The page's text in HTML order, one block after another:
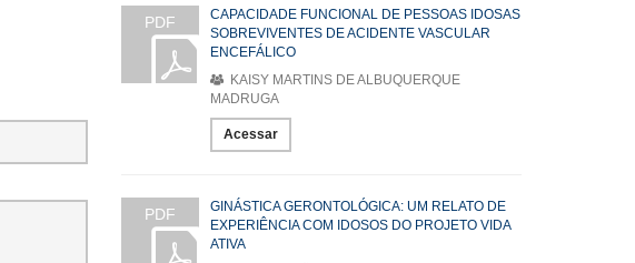
PDF
CAPACIDADE FUNCIONAL DE PESSOAS IDOSAS
SOBREVIVENTES DE ACIDENTE VASCULAR
ENCEFÁLICO
KAISY MARTINS DE ALBUQUERQUE
MADRUGA
Acessar
PDF
GINÁSTICA GERONTOLÓGICA: UM RELATO DE
EXPERIÊNCIA COM IDOSOS DO PROJETO VIDA
ATIVA